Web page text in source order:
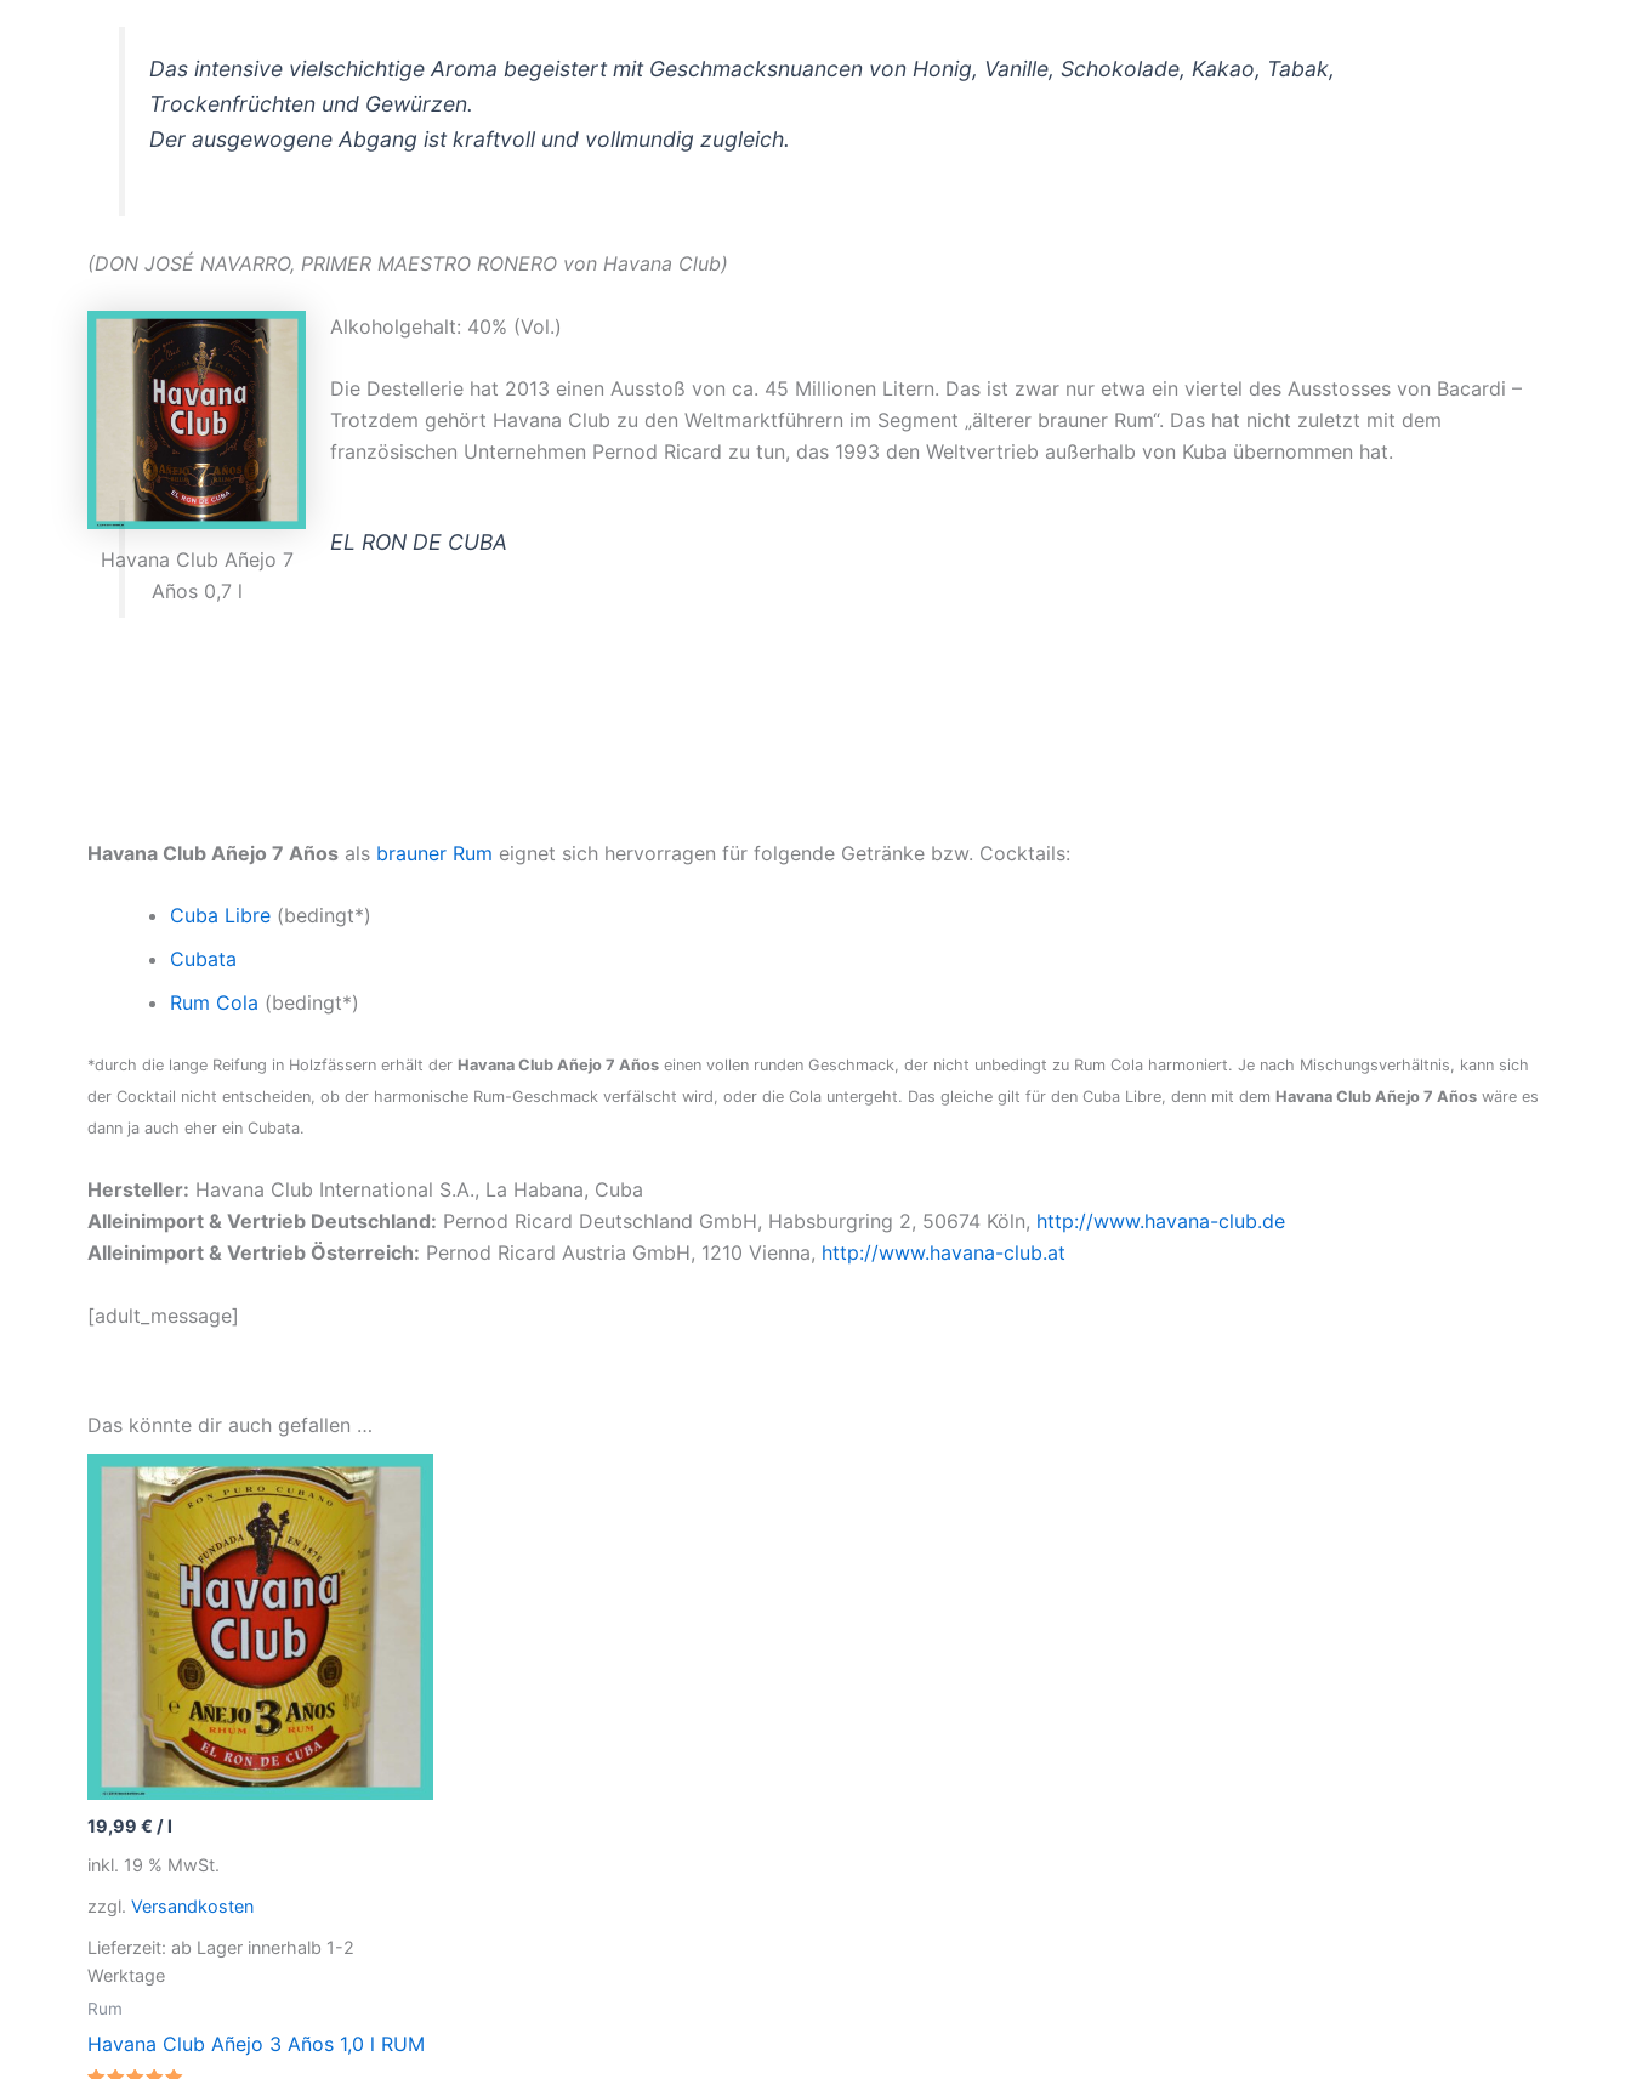
Das intensive vielschichtige Aroma begeistert mit Geschmacksnuancen von Honig, Vanille, Schokolade, Kakao, Tabak,
Trockenfrüchten und Gewürzen.
Der ausgewogene Abgang ist kraftvoll und vollmundig zugleich.
(DON JOSÉ NAVARRO, PRIMER MAESTRO RONERO von Havana Club)
Havana Club Añejo 7
Años 0,7 l
Alkoholgehalt: 40% (Vol.)
Die Destellerie hat 2013 einen Ausstoß von ca. 45 Millionen Litern. Das ist zwar nur etwa ein viertel des Ausstosses von Bacardi –
Trotzdem gehört Havana Club zu den Weltmarktführern im Segment „älterer brauner Rum“. Das hat nicht zuletzt mit dem
französischen Unternehmen Pernod Ricard zu tun, das 1993 den Weltvertrieb außerhalb von Kuba übernommen hat.
EL RON DE CUBA
Havana Club Añejo 7 Años als brauner Rum eignet sich hervorragen für folgende Getränke bzw. Cocktails:
Cuba Libre (bedingt*)
Cubata
Rum Cola (bedingt*)
*durch die lange Reifung in Holzfässern erhält der Havana Club Añejo 7 Años einen vollen runden Geschmack, der nicht unbedingt zu Rum Cola harmoniert. Je nach Mischungsverhältnis, kann sich
der Cocktail nicht entscheiden, ob der harmonische Rum-Geschmack verfälscht wird, oder die Cola untergeht. Das gleiche gilt für den Cuba Libre, denn mit dem Havana Club Añejo 7 Años wäre es
dann ja auch eher ein Cubata.
Hersteller: Havana Club International S.A., La Habana, Cuba
Alleinimport & Vertrieb Deutschland: Pernod Ricard Deutschland GmbH, Habsburgring 2, 50674 Köln, http://www.havana-club.de
Alleinimport & Vertrieb Österreich: Pernod Ricard Austria GmbH, 1210 Vienna, http://www.havana-club.at
[adult_message]
Das könnte dir auch gefallen …
19,99 € /l
inkl. 19 % MwSt.
zzgl. Versandkosten
Lieferzeit: ab Lager innerhalb 1-2
Werktage
Rum
Havana Club Añejo 3 Años 1,0 l RUM